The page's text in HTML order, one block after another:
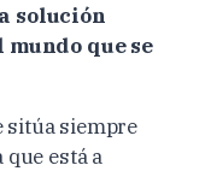
solución
que se
sitúa siempre
está a